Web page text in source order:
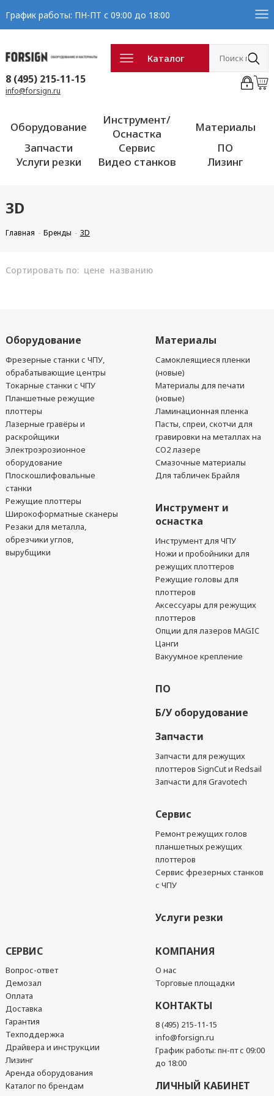
График работы: ПН-ПТ с 09:00 до 18:00
Каталог
8 (495) 215-11-15
info@forsign.ru
Оборудование
Инструмент/
Оснастка
Материалы
Запчасти
Сервис
ПО
Услуги резки
Видео станков Лизинг
3D
Главная Бренды 3D
Сортировать по: цене названию
Оборудование
Фрезерные станки с ЧПУ,
обрабатывающие центры
Токарные станки с ЧПУ
Планшетные режущие
плоттеры
Лазерные гравёры и
раскройщики
Электроэрозионное
оборудование
Плоскошлифовальные
станки
Режущие плоттеры
Широкоформатные сканеры
Резаки для металла,
обрезчики углов,
вырубщики
Материалы
Самоклеящиеся пленки
(новые)
Материалы для печати
(новые)
Ламинационная пленка
Пасты, спреи, скотчи для
гравировки на металлах на
CO2 лазере
Смазочные материалы
Для табличек Брайля
Инструмент и
оснастка
Инструмент для ЧПУ
Ножи и пробойники для
режущих плоттеров
Режущие головы для
плоттеров
Аксессуары для режущих
плоттеров
Опции для лазеров MAGIC
Цанги
Вакуумное крепление
ПО
Б/У оборудование
Запчасти
Запчасти для режущих
плоттеров SignCut и Redsail
Запчасти для Gravotech
Сервис
Ремонт режущих голов
планшетных режущих
плоттеров
Сервис фрезерных станков
с ЧПУ
Услуги резки
СЕРВИС
Вопрос-ответ
Демозал
Оплата
Доставка
Гарантия
Техподдержка
Драйвера и инструкции
Лизинг
Аренда оборудования
Каталог по брендам
КОМПАНИЯ
О нас
Торговые площадки
КОНТАКТЫ
8 (495) 215-11-15
info@forsign.ru
График работы: пн-пт с 09:00
до 18:00
ЛИЧНЫЙ КАБИНЕТ